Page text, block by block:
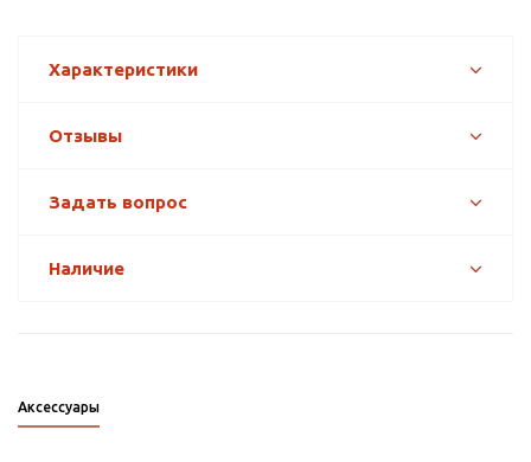
Характеристики
Отзывы
Задать вопрос
Наличие
Аксессуары